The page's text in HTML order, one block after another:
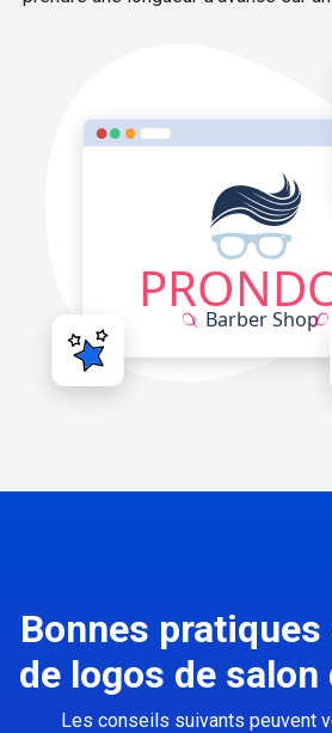
Bonnes
de logos de
Les conseils suivants peuvent